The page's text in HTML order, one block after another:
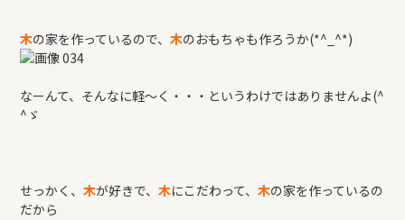
木の家を作っているので、木のおもちゃも作ろうか(*^_^*)
なーんて、そんなに軽～く・・・というわけではありませんよ(^
^ゞ
せっかく、木が好きで、木にこだわって、木の家を作っているの
だから